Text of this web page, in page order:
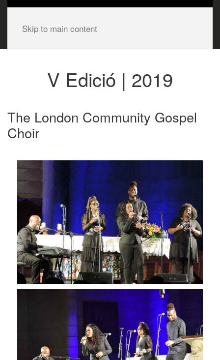
Skip to main content
V Edició | 2019
The London Community Gospel
Choir